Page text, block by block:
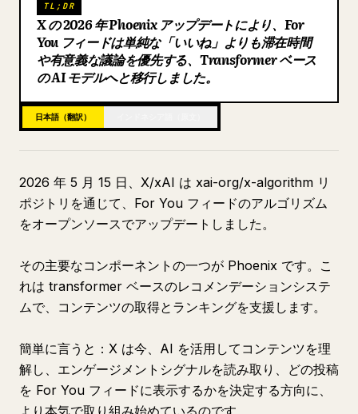
ブログ
TL;DR
X の 2026 年 Phoenix アップデートにより、For
You フィードは単純な「いいね」よりも滞在時間
や有意義な議論を優先する、Transformer ベース
の AI モデルへと移行しました。
日本語（翻訳）
2026 年 5 月 15 日、X/xAI は xai-org/x-algorithm リ
ポジトリを通じて、For You フィードのアルゴリズム
をオープンソースでアップデートしました。
その主要なコンポーネントの一つが Phoenix です。こ
れは transformer ベースのレコメンデーションシステ
ムで、コンテンツの取得とランキングを支援します。
簡単に言うと：X は今、AI を活用してコンテンツを理
解し、エンゲージメントシグナルを読み取り、どの投稿
を For You フィードに表示するかを決定する方向に、
より本気で取り組み始めているのです。